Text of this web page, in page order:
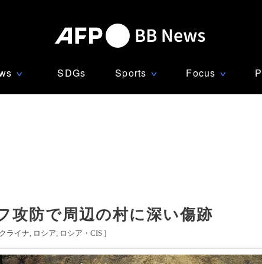
∨ SDGs Sports ∨ Focus ∨
攻防で周辺の村に深い傷跡
ライナ ロシア ロシア・CIS ]